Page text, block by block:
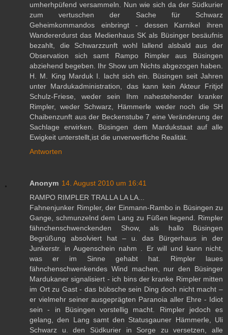
umherhpüfend versammeln. Nun wie sich da der Südkurier
zum vertuschen der Sache für Schwarz
Geheimkommandos einbringt - dessen Karnikel ihren
Wandererdurst das Medienhaus SK als Büsinger besäufnis
bezahlt, die Schwarzzunft wohl lallend alsbald aus der
Observation sich samt Rampo Rimpler aus Büsingen
abziehend begeben. Ihr Show um Nichts abgezogen haben.
H. M. King Marduk I. lacht sich ein. Büsingen seit Jahren
unter Mardukadministration, das kann kein Akteur Fritjof
Schulz-Friese, weder sein Ihm nahestehender kranker
Rimpler, weder Schwarz, Hämmerle weder noch die SH
Chaibenzunft aus der Beckenstube 7 eine Veränderung der
Sachlage erwirken. Büsingen dem Mardukstaat auf alle
Ewigkeit unterstellt,ist die unverwerfliche Realität.
Antworten
Anonym 14. August 2010 um 16:41
RAMPO RIMPLER TRALLA LA LA...
Fahnenjunker Rimpler, der Einmann-Rambo in Büsingen zu
Gange, schmunzelnd dem Lang zu Füßen liegend. Rimpler
fähnchenschwenckenden Show, als hallo Büsingen
Begrüßung absolviert hat – u. das Bürgerhaus in der
Junkerstr. in Augenschein nahm . Er will und kann nicht,
was er im Sinne gehabt hat. Rimpler laues
fähnchenschwenkendes Wind machen, nur den Büsinger
Mardukaner signalisiert - ich bins der kranke Rimpler mitten
im Ort zu Gast - das bübsche sein Ding doch nicht macht –
er vielmehr seiner ausgeprägten Paranoia aller Ehre - Idiot
sein - in Büsingen vorstellig macht. Rimpler jedoch es
gelang, den Lang samt den Statusgauner Hämmerle, Uli
Schwarz u. den Südkurier in Sorge zu versetzen, alle